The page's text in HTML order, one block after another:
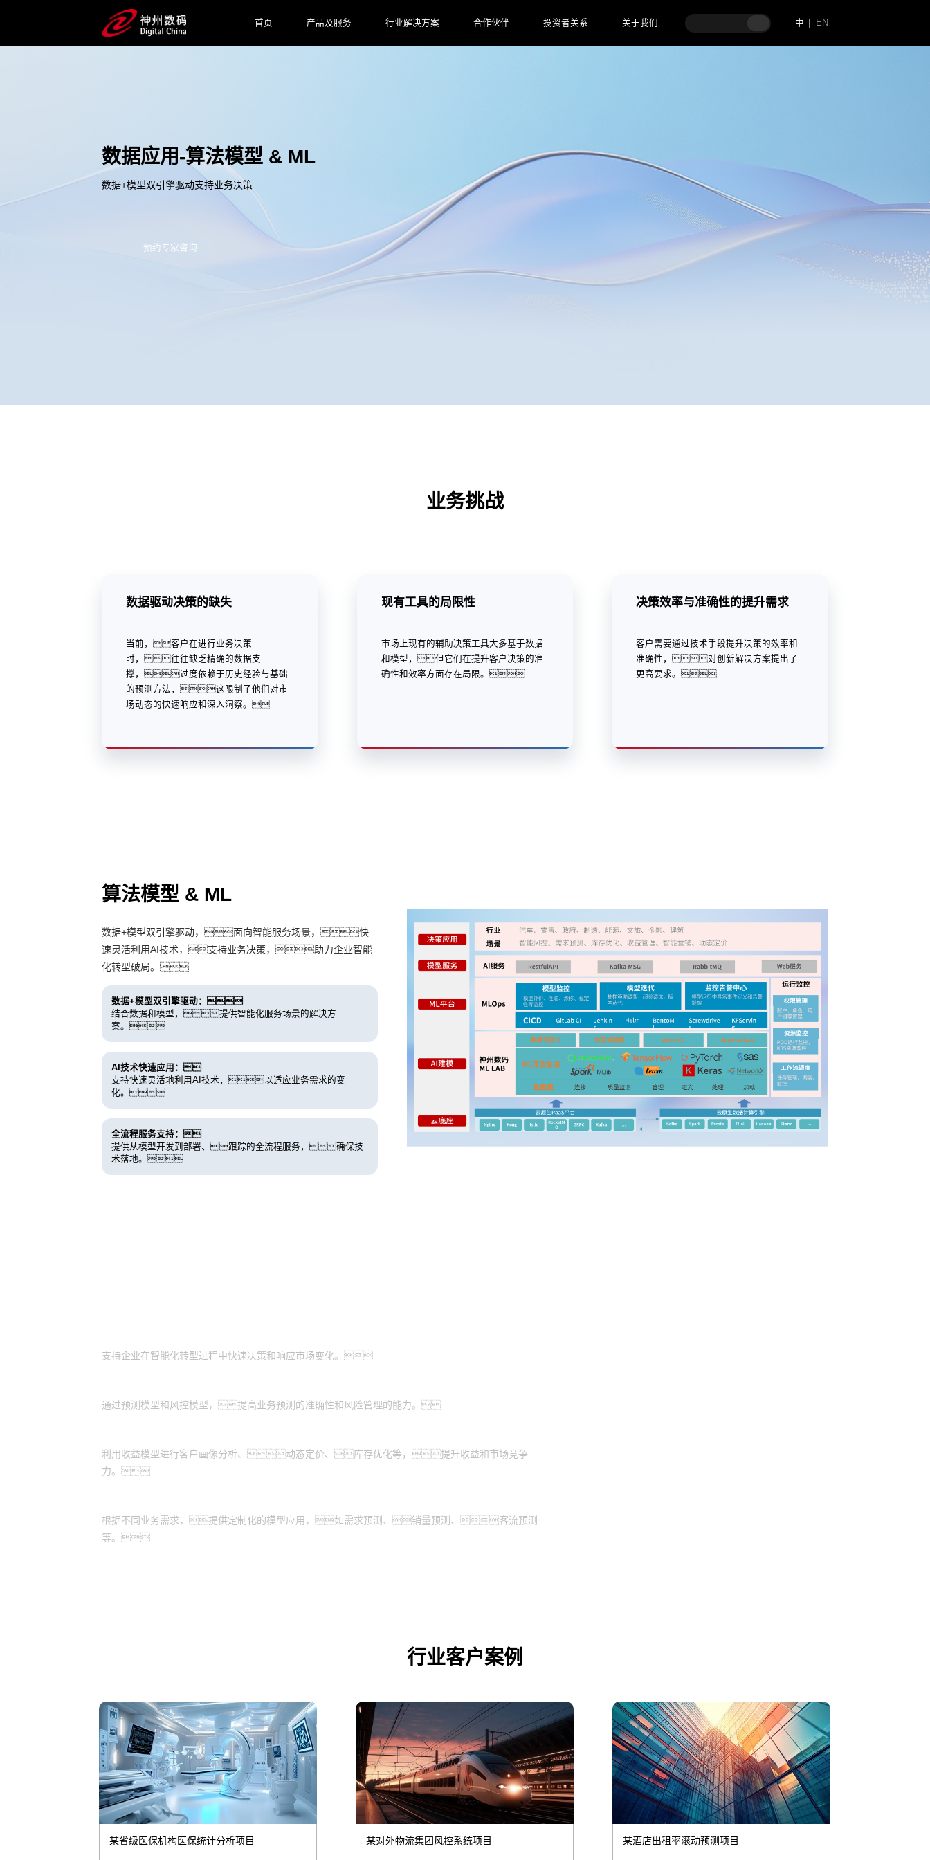
首页 产品及服务 行业解决方案 合作伙伴 投资者关系 关于我们 中 EN
数据应用-算法模型 & ML
数据+模型双引擎驱动支持业务决策
预约专家咨询
业务挑战
数据驱动决策的缺失
当前，客户在进行业务决策
时，往往缺乏精确的数据支
撑，过度依赖于历史经验与基础
的预测方法，这限制了他们对市
场动态的快速响应和深入洞察。
现有工具的局限性
市场上现有的辅助决策工具大多基于数据
和模型，但它们在提升客户决策的准
确性和效率方面存在局限。
决策效率与准确性的提升需求
客户需要通过技术手段提升决策的效率和
准确性，对创新解决方案提出了
更高要求。
算法模型 & ML
数据+模型双引擎驱动，面向智能服务场景，快
速灵活利用AI技术，支持业务决策，助力企业智能
化转型破局。
数据+模型双引擎驱动：
结合数据和模型，提供智能化服务场景的解决方
案。
AI技术快速应用：
支持快速灵活地利用AI技术，以适应业务需求的变
化。
全流程服务支持：
提供从模型开发到部署、跟踪的全流程服务，确保技
术落地。
支持企业在智能化转型过程中快速决策和响应市场变化。
通过预测模型和风控模型，提高业务预测的准确性和风险管理的能力。
利用收益模型进行客户画像分析、动态定价、库存优化等，提升收益和市场竞争
力。
根据不同业务需求，提供定制化的模型应用，如需求预测、销量预测、客流预测
等。
行业客户案例
某省级医保机构医保统计分析项目 某对外物流集团风控系统项目 某酒店出租率滚动预测项目